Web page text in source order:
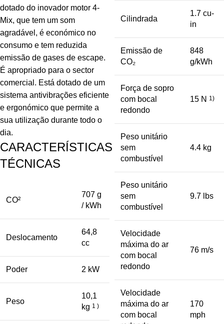
dotado do inovador motor 4-
Mix, que tem um som
agradável, é económico no
consumo e tem reduzida
emissão de gases de escape.
É apropriado para o sector
comercial. Está dotado de um
sistema antivibrações eficiente
e ergonómico que permite a
sua utilização durante todo o
dia.
CARACTERÍSTICAS
TÉCNICAS
CO²
707 g
/ kWh
Deslocamento
64,8
cc
Poder 2 kW
Peso
10,1
kg 1 )
Cilindrada
1.7 cu-
in
Emissão de
CO₂
848
g/kWh
Força de sopro
com bocal
redondo
15 N 1)
Peso unitário
sem
combustível
4.4 kg
Peso unitário
sem
combustível
9.7 lbs
Velocidade
máxima do ar
com bocal
redondo
76 m/s
Velocidade
máxima do ar
com bocal
170
mph